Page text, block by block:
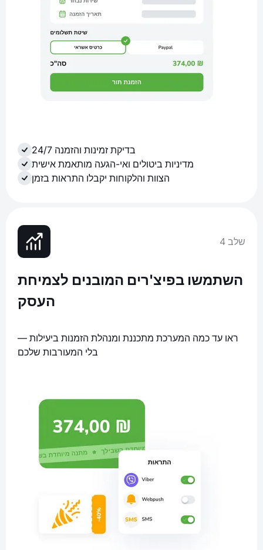
בדיקת זמינות והזמנה 24/7
מדיניות ביטולים ואי-הגעה מותאמת אישית
הצוות והלקוחות יקבלו התראות בזמן
שלב 4
השתמשו בפיצ'רים המובנים לצמיחת
העסק
ראו עד כמה המערכת מתכננת ומנהלת הזמנות ביעילות —
בלי המעורבות שלכם